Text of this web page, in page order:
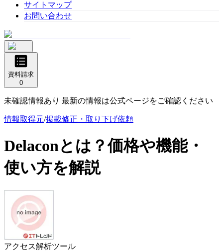
サイトマップ
お問い合わせ
資料請求
0
未確認情報あり 最新の情報は公式ページをご確認ください
情報取得元/掲載修正・取り下げ依頼
Delaconとは？価格や機能・
使い方を解説
アクセス解析ツール